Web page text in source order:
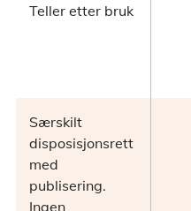
Teller etter bruk
Særskilt
disposisjonsrett
med
publisering.
Ingen